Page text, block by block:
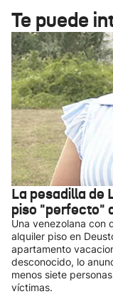
Te puede
La pesadilla de
piso "perfecto"
Una venezolana con
alquiler piso en
apartamento
desconocido, lo
menos siete
víctimas.